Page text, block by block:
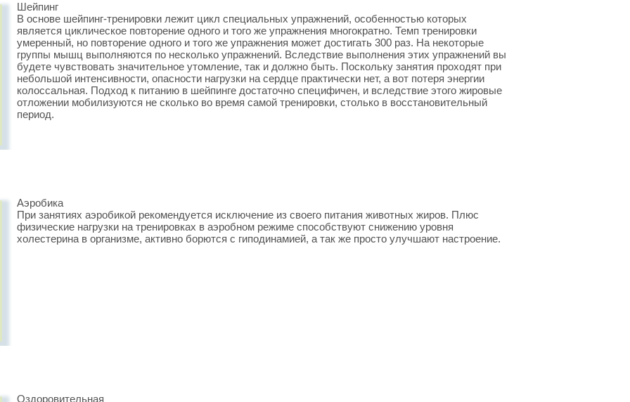
Шейпинг
В основе шейпинг-тренировки лежит цикл специальных упражнений, особенностью которых
является циклическое повторение одного и того же упражнения многократно. Темп тренировки
умеренный, но повторение одного и того же упражнения может достигать 300 раз. На некоторые
группы мышц выполняются по несколько упражнений. Вследствие выполнения этих упражнений вы
будете чувствовать значительное утомление, так и должно быть. Поскольку занятия проходят при
небольшой интенсивности, опасности нагрузки на сердце практически нет, а вот потеря энергии
колоссальная. Подход к питанию в шейпинге достаточно специфичен, и вследствие этого жировые
отложении мобилизуются не сколько во время самой тренировки, столько в восстановительный
период.
Аэробика
При занятиях аэробикой рекомендуется исключение из своего питания животных жиров. Плюс
физические нагрузки на тренировках в аэробном режиме способствуют снижению уровня
холестерина в организме, активно борются с гиподинамией, а так же просто улучшают настроение.
Оздоровительная